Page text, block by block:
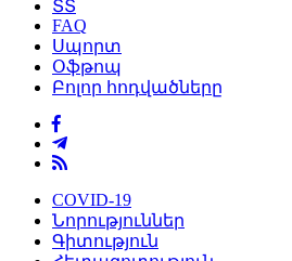
ՏՏ
FAQ
Սպորտ
Օֆթոպ
Բոլոր հոդվածները
COVID-19
Նորություններ
Գիտություն